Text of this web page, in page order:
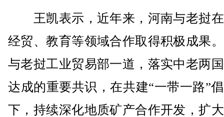
王凯表示，近年来，河南与老挝
经贸、教育等领域合作取得积极成果
与老挝工业贸易部一道，落实中老两
达成的重要共识，在共建“一带一路”
下，持续深化地质矿产合作开发，扩